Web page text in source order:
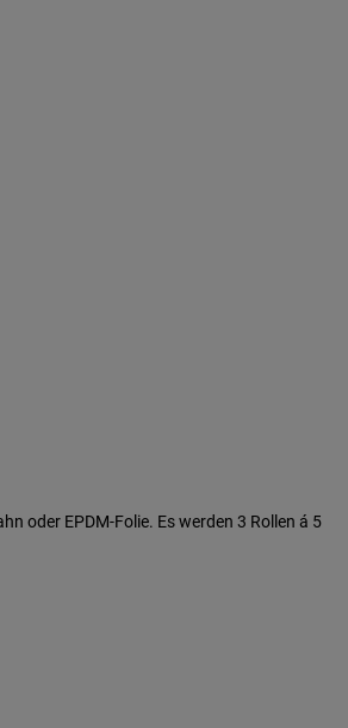
oder EPDM-Folie. Es werden 3 Rollen á 5